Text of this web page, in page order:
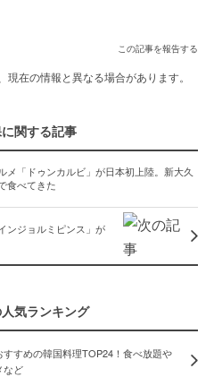
この記事を報告する
在の情報と異なる場合があります。
関する記事
メ「ドゥンカルビ」が日本初上陸。新大久
食べてきた
ンジョルミピンス」が
気ランキング
すすめの韓国料理TOP24！食べ放題や
など